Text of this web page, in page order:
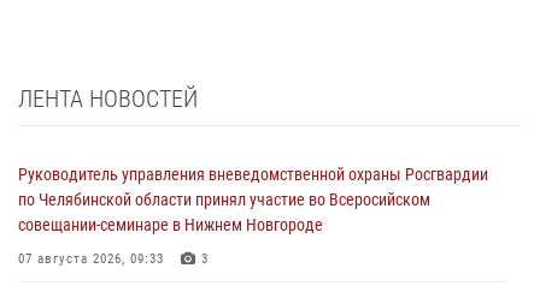
ЛЕНТА НОВОСТЕЙ
Руководитель управления вневедомственной охраны Росгвардии
по Челябинской области принял участие во Всеросийском
совещании-семинаре в Нижнем Новгороде
07 августа 2026, 09:33 3